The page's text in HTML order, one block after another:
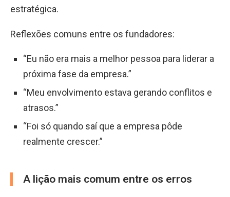
estratégica.
Reflexões comuns entre os fundadores:
“Eu não era mais a melhor pessoa para liderar a
próxima fase da empresa.”
“Meu envolvimento estava gerando conflitos e
atrasos.”
“Foi só quando saí que a empresa pôde
realmente crescer.”
A lição mais comum entre os erros